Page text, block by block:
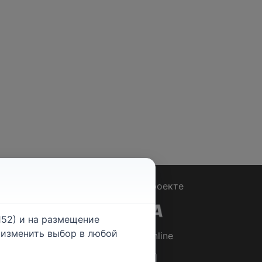
О проекте
© 2026Rabotniki.online
и на размещение
выбор в любой